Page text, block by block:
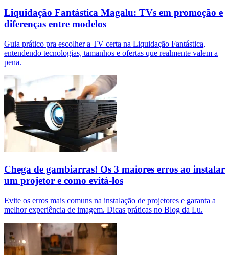
Liquidação Fantástica Magalu: TVs em promoção e
diferenças entre modelos
Guia prático pra escolher a TV certa na Liquidação Fantástica,
entendendo tecnologias, tamanhos e ofertas que realmente valem a
pena.
Chega de gambiarras! Os 3 maiores erros ao instalar
um projetor e como evitá-los
Evite os erros mais comuns na instalação de projetores e garanta a
melhor experiência de imagem. Dicas práticas no Blog da Lu.